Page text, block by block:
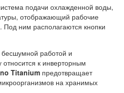
подачи охлажденной воды,
отображающий рабочие
ним располагаются кнопки
бесшумной работой и
относится к инверторным
Titanium предотвращает
на хранимых